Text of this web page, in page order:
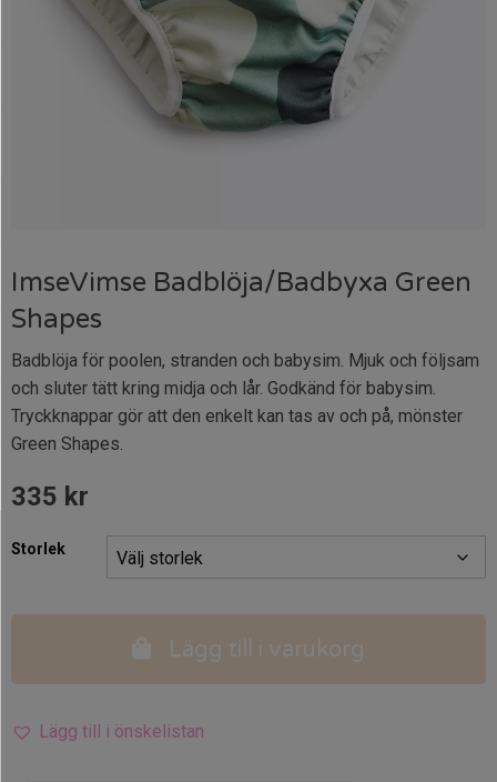
ImseVimse Badblöja/Badbyxa Green
Shapes
Badblöja för poolen, stranden och babysim. Mjuk och följsam
och sluter tätt kring midja och lår. Godkänd för babysim.
Tryckknappar gör att den enkelt kan tas av och på, mönster
Green Shapes.
335 kr
Storlek
Lägg till i varukorg
Lägg till i önskelistan